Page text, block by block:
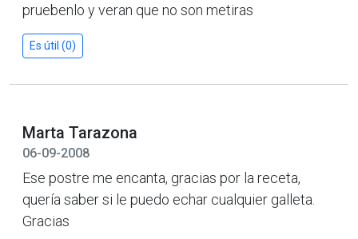
pruebenlo y veran que no son metiras
Es útil (0)
Marta Tarazona
06-09-2008
Ese postre me encanta, gracias por la receta,
quería saber si le puedo echar cualquier galleta.
Gracias